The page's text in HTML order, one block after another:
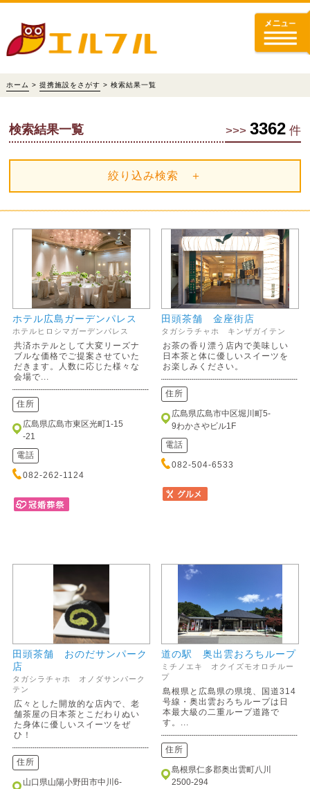
ホーム > 提携施設をさがす > 検索結果一覧
>>> 3362 件
検索結果一覧
絞り込み検索 ＋
ホテル広島ガーデンパレス
ホテルヒロシマガーデンパレス
共済ホテルとして大変リーズナ
ブルな価格でご提案させていた
だきます。人数に応じた様々な
会場で...
住所
広島県広島市東区光町1-15
-21
電話
082-262-1124
田頭茶舗 金座街店
タガシラチャホ キンザガイテン
お茶の香り漂う店内で美味しい
日本茶と体に優しいスイーツを
お楽しみください。
住所
広島県広島市中区堀川町5-
9わかさやビル1F
電話
082-504-6533
田頭茶舗 おのだサンパーク
店
タガシラチャホ オノダサンパーク
テン
広々とした開放的な店内で、老
舗茶屋の日本茶とこだわりぬい
た身体に優しいスイーツをぜ
ひ！
住所
山口県山陽小野田市中川6-
道の駅 奥出雲おろちループ
ミチノエキ オクイズモオロチルー
プ
島根県と広島県の県境、国道314
号線・奥出雲おろちループは日
本最大級の二重ループ道路で
す。...
住所
島根県仁多郡奥出雲町八川
2500-294